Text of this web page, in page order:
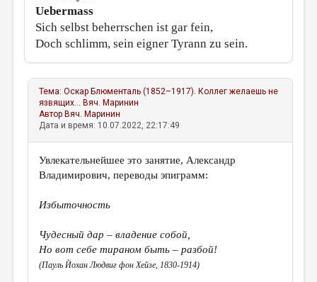
Uebermass
Sich selbst beherrschen ist gar fein,
Doch schlimm, sein eigner Tyrann zu sein.
Тема:Оскар Блюменталь (1852–1917). Коллег желаешь не
язвящих... Вяч. Маринин
Автор Вяч. Маринин
Дата и время: 10.07.2022, 22:17:49
Увлекательнейшее это занятие, Александр
Владимирович, переводы эпиграмм:
Избыточность
Чудесный дар – владение собой,
Но вот себе тираном быть – разбой!
(Пауль Йохан Людвиг фон Хейзе, 1830-1914)